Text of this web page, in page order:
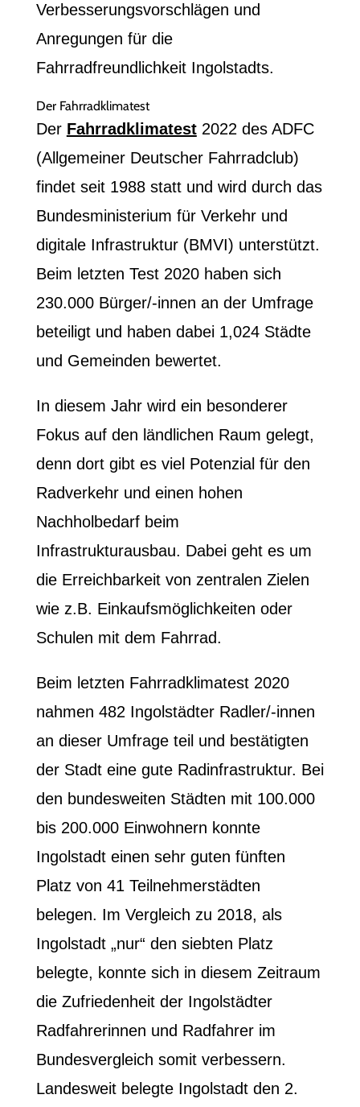
Verbesserungsvorschlägen und
Anregungen für die
Fahrradfreundlichkeit Ingolstadts.
Der Fahrradklimatest
Der Fahrradklimatest2022 des ADFC
(Allgemeiner Deutscher Fahrradclub)
findet seit 1988 statt und wird durch das
Bundesministerium für Verkehr und
digitale Infrastruktur (BMVI) unterstützt.
Beim letzten Test 2020 haben sich
230.000 Bürger/-innen an der Umfrage
beteiligt und haben dabei 1,024 Städte
und Gemeinden bewertet.
In diesem Jahr wird ein besonderer
Fokus auf den ländlichen Raum gelegt,
denn dort gibt es viel Potenzial für den
Radverkehr und einen hohen
Nachholbedarf beim
Infrastrukturausbau. Dabei geht es um
die Erreichbarkeit von zentralen Zielen
wie z.B. Einkaufsmöglichkeiten oder
Schulen mit dem Fahrrad.
Beim letzten Fahrradklimatest 2020
nahmen 482 Ingolstädter Radler/-innen
an dieser Umfrage teil und bestätigten
der Stadt eine gute Radinfrastruktur. Bei
den bundesweiten Städten mit 100.000
bis 200.000 Einwohnern konnte
Ingolstadt einen sehr guten fünften
Platz von 41 Teilnehmerstädten
belegen. Im Vergleich zu 2018, als
Ingolstadt „nur“ den siebten Platz
belegte, konnte sich in diesem Zeitraum
die Zufriedenheit der Ingolstädter
Radfahrerinnen und Radfahrer im
Bundesvergleich somit verbessern.
Landesweit belegte Ingolstadt den 2.